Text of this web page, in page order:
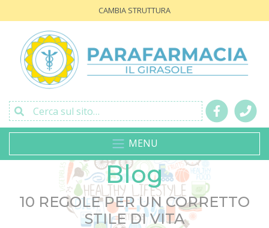
CAMBIA STRUTTURA
Cerca sul sito…
MENU
Blog
10 REGOLE PER UN CORRETTO
STILE DI VITA